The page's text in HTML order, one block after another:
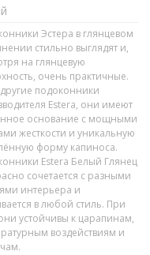
Эстера в глянцевом
стильно выглядят и,
на глянцевую
очень практичные.
подоконники
Estera, они имеют
основание с мощными
жесткости и уникальную
форму капиноса.
Estera Белый Глянец
сочетается с разными
интерьера и
в любой стиль. При
устойчивы к царапинам,
воздействиям и